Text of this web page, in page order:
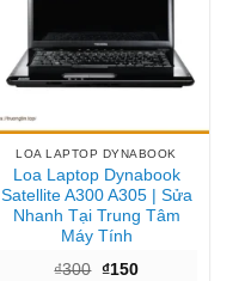
LOA LAPTOP DYNABOOK
Loa Laptop Dynabook
Satellite A300 A305 | Sửa
Nhanh Tại Trung Tâm
Máy Tính
₫300 Giá
₫150Giá